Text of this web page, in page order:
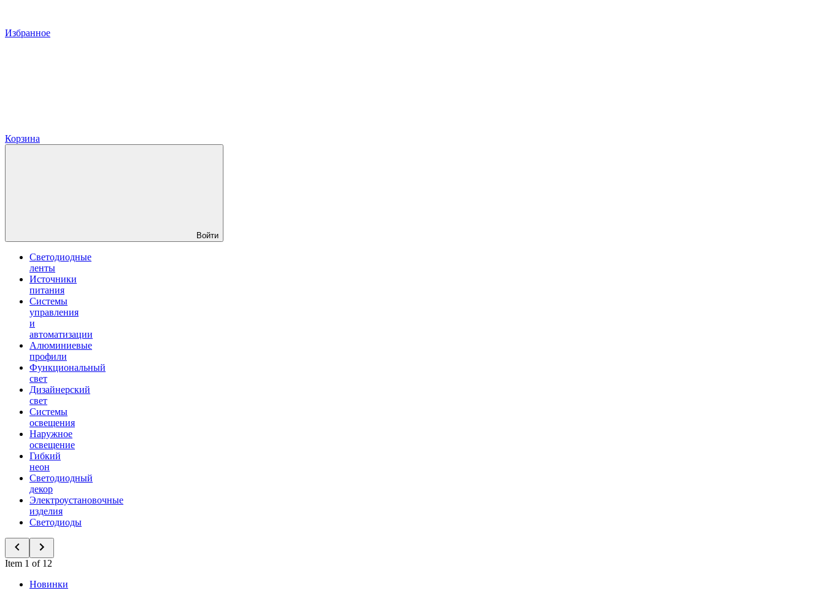
Избранное
Корзина
Войти
Светодиодные
ленты
Источники
питания
Системы
управления
и
автоматизации
Алюминиевые
профили
Функциональный
свет
Дизайнерский
свет
Системы
освещения
Наружное
освещение
Гибкий
неон
Светодиодный
декор
Электроустановочные
изделия
Светодиоды
Item 1 of 12
Новинки